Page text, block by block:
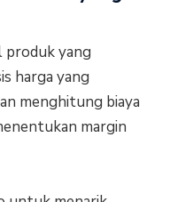
produk yang
harga yang
menghitung biaya
margin